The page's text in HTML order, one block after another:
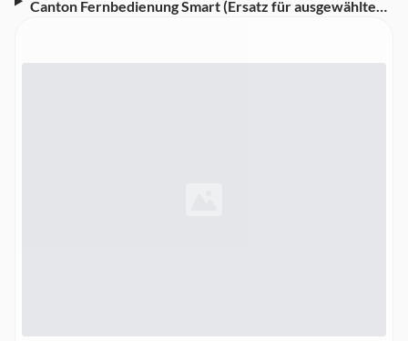
Canton Fernbedienung Smart (Ersatz für ausgewählte